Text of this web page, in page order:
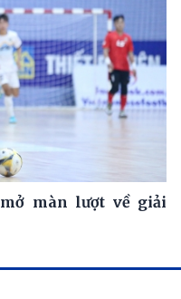
màn lượt về giải